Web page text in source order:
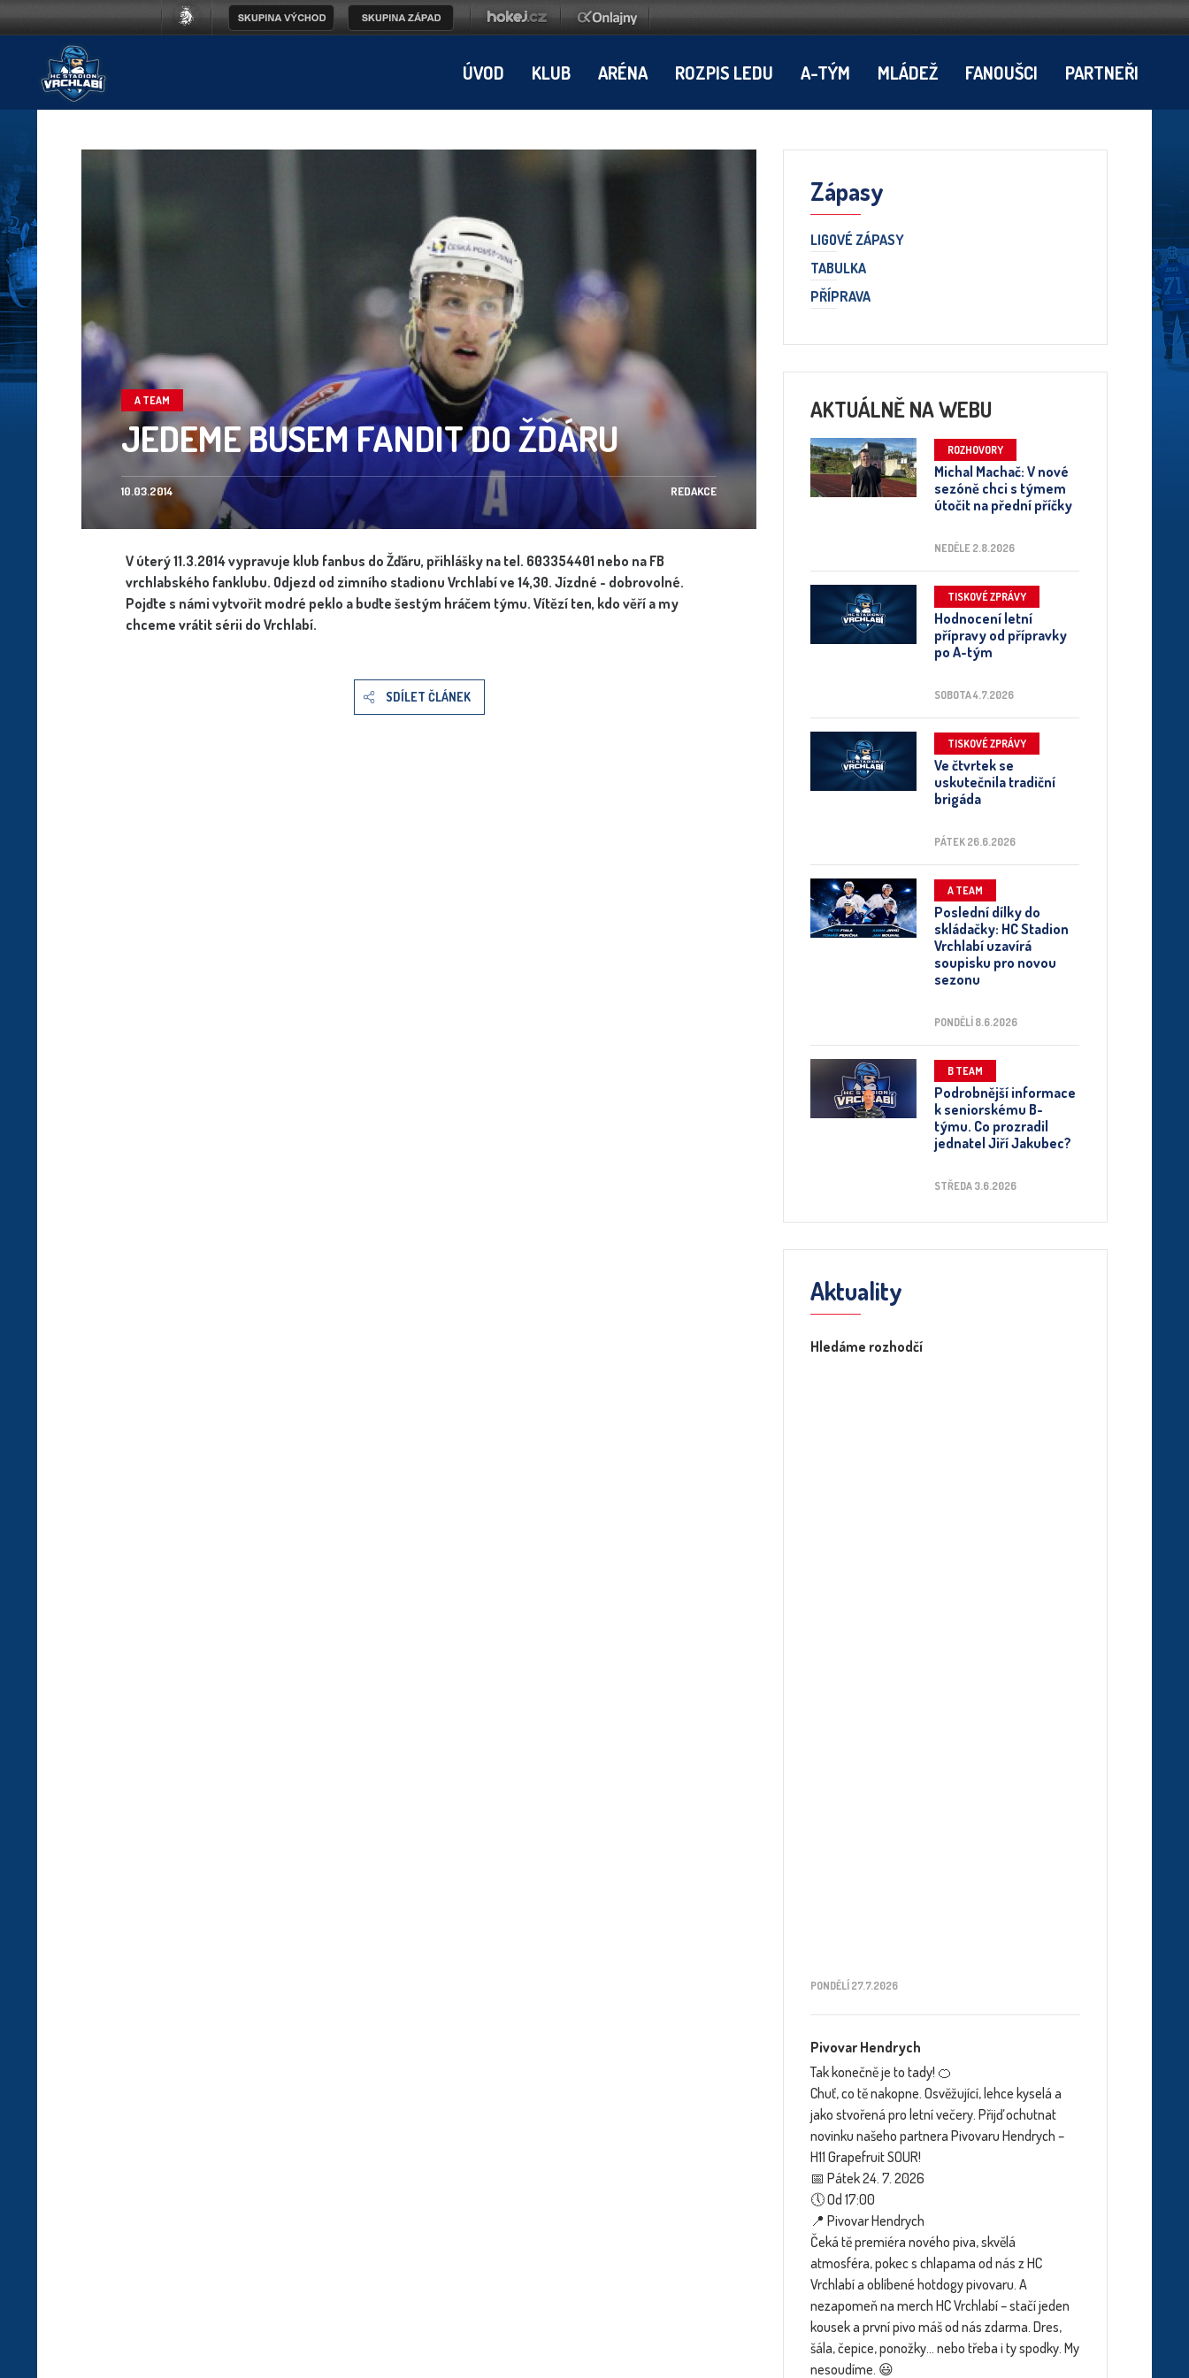
ÚVOD KLUB ARÉNA ROZPIS LEDU A-TÝM MLÁDEŽ FANOUŠCI PARTNEŘI
A TEAM
JEDEME BUSEM FANDIT DO ŽĎÁRU
10.03.2014 REDAKCE
V úterý 11.3.2014 vypravuje klub fanbus do Žďáru, přihlášky na tel. 603354401 nebo na FB
vrchlabského fanklubu. Odjezd od zimního stadionu Vrchlabí ve 14,30. Jízdné - dobrovolné.
Pojďte s námi vytvořit modré peklo a buďte šestým hráčem týmu. Vítězí ten, kdo věří a my
chceme vrátit sérii do Vrchlabí.
SDÍLET ČLÁNEK
Zápasy
LIGOVÉ ZÁPASY
TABULKA
PŘÍPRAVA
AKTUÁLNĚ NA WEBU
ROZHOVORY
Michal Machač: V nové
sezóně chci s týmem
útočit na přední příčky
NEDĚLE 2.8.2026
TISKOVÉ ZPRÁVY
Hodnocení letní
přípravy od přípravky
po A-tým
SOBOTA 4.7.2026
TISKOVÉ ZPRÁVY
Ve čtvrtek se
uskutečnila tradiční
brigáda
PÁTEK 26.6.2026
A TEAM
Poslední dílky do
skládačky: HC Stadion
Vrchlabí uzavírá
soupisku pro novou
sezonu
PONDĚLÍ 8.6.2026
B TEAM
Podrobnější informace
k seniorskému B-
týmu. Co prozradil
jednatel Jiří Jakubec?
STŘEDA 3.6.2026
Aktuality
Hledáme rozhodčí
PONDĚLÍ 27.7.2026
Pivovar Hendrych
Tak konečně je to tady! 🍊
Chuť, co tě nakopne. Osvěžující, lehce kyselá a
jako stvořená pro letní večery. Přijď ochutnat
novinku našeho partnera Pivovaru Hendrych –
H11 Grapefruit SOUR!
📅 Pátek 24. 7. 2026
🕔 Od 17:00
📍 Pivovar Hendrych
Čeká tě premiéra nového piva, skvělá
atmosféra, pokec s chlapama od nás z HC
Vrchlabí a oblíbené hotdogy pivovaru. A
nezapomeň na merch HC Vrchlabí – stačí jeden
kousek a první pivo máš od nás zdarma. Dres,
šála, čepice, ponožky… nebo třeba i ty spodky. My
nesoudíme. 😃